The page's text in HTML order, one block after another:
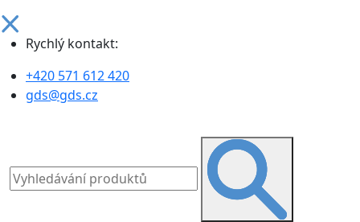
Rychlý kontakt:
+420 571 612 420
gds@gds.cz